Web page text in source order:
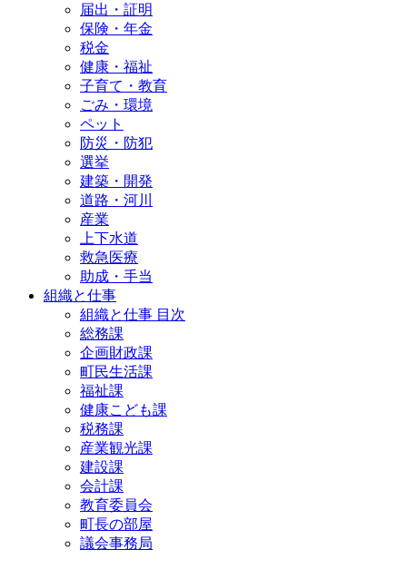
届出・証明
保険・年金
税金
健康・福祉
子育て・教育
ごみ・環境
ペット
防災・防犯
選挙
建築・開発
道路・河川
産業
上下水道
救急医療
助成・手当
組織と仕事
組織と仕事 目次
総務課
企画財政課
町民生活課
福祉課
健康こども課
税務課
産業観光課
建設課
会計課
教育委員会
町長の部屋
議会事務局